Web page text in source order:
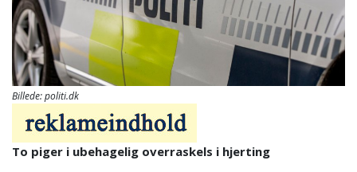
Billede: politi.dk
To piger i ubehagelig overraskels i hjerting